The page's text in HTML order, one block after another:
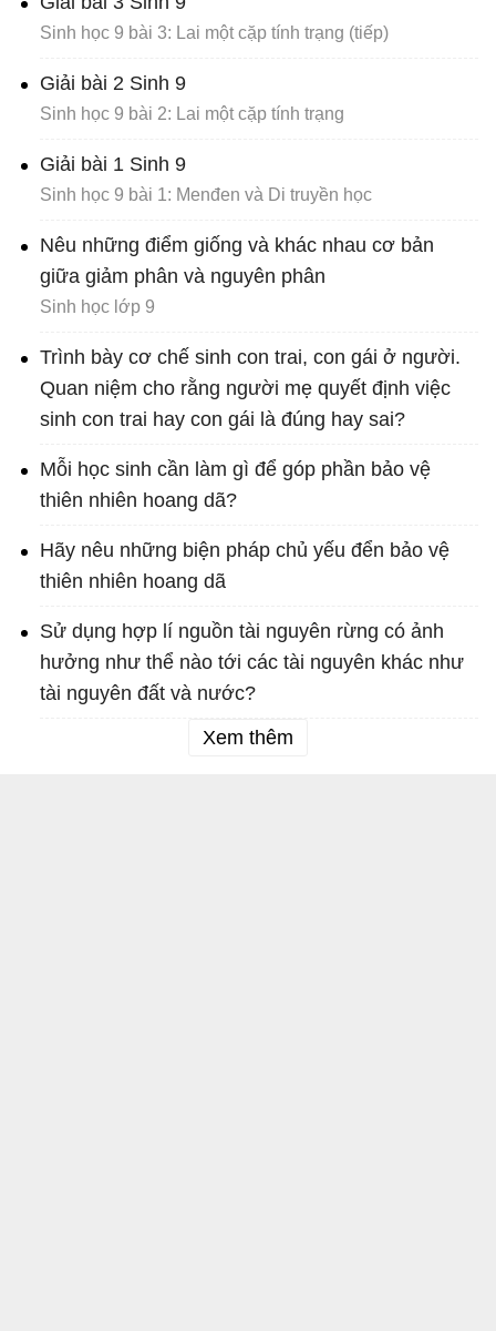
Sinh học 9 bài 3: Lai một cặp tính trạng (tiếp)
Giải bài 2 Sinh 9
Sinh học 9 bài 2: Lai một cặp tính trạng
Giải bài 1 Sinh 9
Sinh học 9 bài 1: Menđen và Di truyền học
Nêu những điểm giống và khác nhau cơ bản
giữa giảm phân và nguyên phân
Sinh học lớp 9
Trình bày cơ chế sinh con trai, con gái ở người.
Quan niệm cho rằng người mẹ quyết định việc
sinh con trai hay con gái là đúng hay sai?
Mỗi học sinh cần làm gì để góp phần bảo vệ
thiên nhiên hoang dã?
Hãy nêu những biện pháp chủ yếu đển bảo vệ
thiên nhiên hoang dã
Sử dụng hợp lí nguồn tài nguyên rừng có ảnh
hưởng như thể nào tới các tài nguyên khác như
tài nguyên đất và nước?
Xem thêm